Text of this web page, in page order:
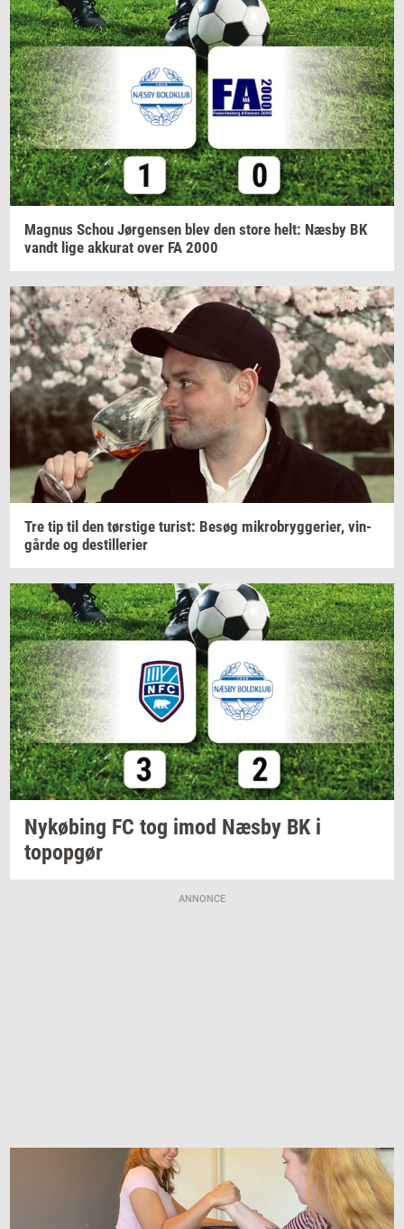
Magnus Schou Jør­gen­sen blev den store helt: Næsby BK
vandt lige ak­ku­rat over FA 2000
Tre tip til den tørsti­ge turist: Besøg mi­kro­bryg­ge­ri­er, vin­
går­de og destil­le­ri­er
Ny­kø­bing FC tog imod Næsby BK i
topop­gør
ANNONCE